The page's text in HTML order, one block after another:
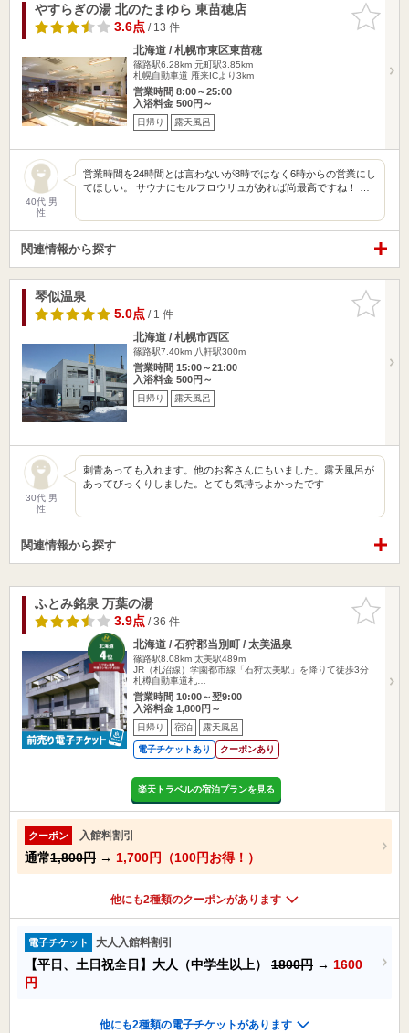
お気に入
りに追加
やすらぎの湯 北のたまゆら 東苗穂店
3.6点/ 13 件
北海道 / 札幌市東区東苗穂
篠路駅6.28km 元町駅3.85km
札幌自動車道 雁来ICより3km
営業時間 8:00～25:00
入浴料金 500円～
日帰り 露天風呂
40代 男
性
営業時間を24時間とは言わないが8時ではなく6時からの営業にし
てほしい。 サウナにセルフロウリュがあれば尚最高ですね！ …
関連情報から探す
お気に入
りに追加
琴似温泉
5.0点/ 1 件
北海道 / 札幌市西区
篠路駅7.40km 八軒駅300m
営業時間 15:00～21:00
入浴料金 500円～
日帰り 露天風呂
30代 男
性
刺青あっても入れます。他のお客さんにもいました。露天風呂が
あってびっくりしました。とても気持ちよかったです
関連情報から探す
お気に入
りに追加
ふとみ銘泉 万葉の湯
3.9点/ 36 件
北海道 / 石狩郡当別町 / 太美温泉
篠路駅8.08km 太美駅489m
JR（札沼線）学園都市線「石狩太美駅」を降りて徒歩3分
札樽自動車道札…
営業時間 10:00～翌9:00
入浴料金 1,800円～
日帰り 宿泊 露天風呂
電子チケットあり クーポンあり
楽天トラベルの宿泊プランを見る
クーポン 入館料割引
通常1,800円 → 1,700円（100円お得！）
他にも2種類のクーポンがあります
電子チケット 大人入館料割引
【平日、土日祝全日】大人（中学生以上） 1800円 → 1600
円
他にも2種類の電子チケットがあります